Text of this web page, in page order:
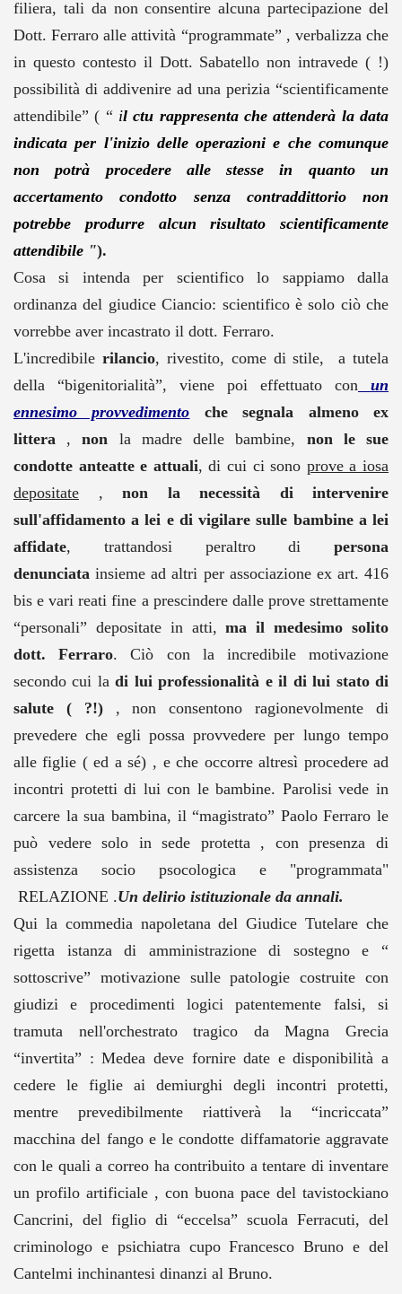
filiera, tali da non consentire alcuna partecipazione del
Dott. Ferraro alle attività “programmate” , verbalizza che
in questo contesto il Dott. Sabatello non intravede ( !)
possibilità di addivenire ad una perizia “scientificamente
attendibile” ( “ il ctu rappresenta che attenderà la data
indicata per l'inizio delle operazioni e che comunque
non potrà procedere alle stesse in quanto un
accertamento condotto senza contraddittorio non
potrebbe produrre alcun risultato scientificamente
attendibile ").
Cosa si intenda per scientifico lo sappiamo dalla
ordinanza del giudice Ciancio: scientifico è solo ciò che
vorrebbe aver incastrato il dott. Ferraro.
L'incredibile rilancio, rivestito, come di stile, a tutela
della “bigenitorialità”, viene poi effettuato con
un
ennesimo provvedimento
che segnala almeno ex
littera ,non la madre delle bambine, non le sue
condotte anteatte e attuali, di cui ci sono prove a iosa
depositate
,non la necessità di intervenire
sull'affidamento a lei e di vigilare sulle bambine a lei
affidate, trattandosi peraltro dipersona
denunciata insieme ad altri per associazione ex art. 416
bis e vari reati fine a prescindere dalle prove strettamente
“personali” depositate in atti,ma il medesimo solito
dott. Ferraro. Ciò con la incredibile motivazione
secondo cui ladi lui professionalità e il di lui stato di
salute ( ?!) , non consentono ragionevolmente di
prevedere che egli possa provvedere per lungo tempo
alle figlie ( ed a sé) , e che occorre altresì procedere ad
incontri protetti di lui con le bambine. Parolisi vede in
carcere la sua bambina, il “magistrato” Paolo Ferraro le
può vedere solo in sede protetta , con presenza di
assistenza socio psocologica e "programmata"
RELAZIONE .Un delirio istituzionale da annali.
Qui la commedia napoletana del Giudice Tutelare che
rigetta istanza di amministrazione di sostegno e “
sottoscrive” motivazione sulle patologie costruite con
giudizi e procedimenti logici patentemente falsi, si
tramuta nell'orchestrato tragico da Magna Grecia
“invertita” : Medea deve fornire date e disponibilità a
cedere le figlie ai demiurghi degli incontri protetti,
mentre prevedibilmente riattiverà la “incriccata”
macchina del fango e le condotte diffamatorie aggravate
con le quali a correo ha contribuito a tentare di inventare
un profilo artificiale , con buona pace del tavistockiano
Cancrini, del figlio di “eccelsa” scuola Ferracuti, del
criminologo e psichiatra cupo Francesco Bruno e del
Cantelmi inchinantesi dinanzi al Bruno.